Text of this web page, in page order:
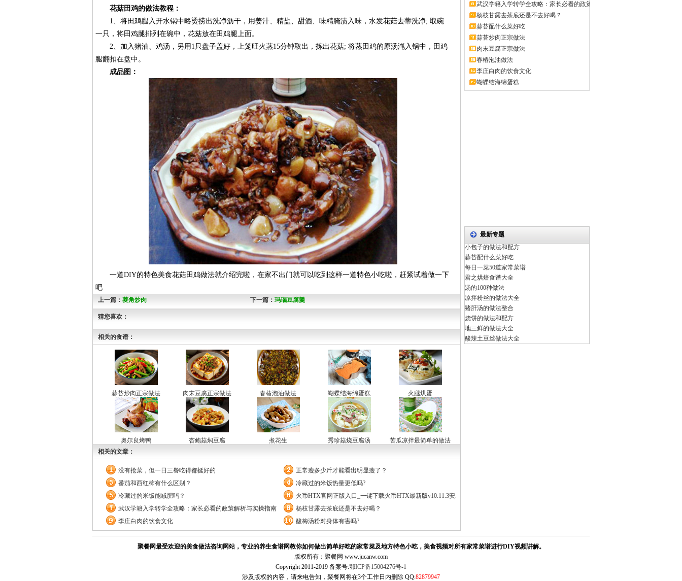
花菇田鸡的做法教程：
1、将田鸡腿入开水锅中略烫捞出洗净沥干，用姜汁、精盐、甜酒、味精腌渍入味，水发花菇去蒂洗净; 取碗
一只，将田鸡腿排列在碗中，花菇放在田鸡腿上面。
2、加入猪油、鸡汤，另用1只盘子盖好，上笼旺火蒸15分钟取出，拣出花菇; 将蒸田鸡的原汤滗入锅中，田鸡
腿翻扣在盘中。
成品图：
一道DIY的特色美食花菇田鸡做法就介绍完啦，在家不出门就可以吃到这样一道特色小吃啦，赶紧试着做一下
吧
上一篇： 菱角炒肉 下一篇： 玛瑙豆腐羹
猜您喜欢：
相关的食谱：
蒜苔炒肉正宗做法 肉末豆腐正宗做法 春椿泡油做法 蝴蝶结海绵蛋糕 火腿烘蛋
奥尔良烤鸭 杏鲍菇焖豆腐 煮花生 秀珍菇烧豆腐汤
苦瓜凉拌最简单的做法
相关的文章：
没有抢菜，但一日三餐吃得都挺好的
正常瘦多少斤才能看出明显瘦了？
番茄和西红柿有什么区别？
冷藏过的米饭热量更低吗?
冷藏过的米饭能减肥吗？
火币HTX官网正版入口_一键下载火币HTX最新版v10.11.3安卓iOS通用版
武汉学籍入学转学全攻略：家长必看的政策解析与实操指南
杨枝甘露去茶底还是不去好喝？
李庄白肉的饮食文化
酸梅汤粉对身体有害吗?
武汉学籍入学转学全攻略：家长必看的政策
解...
杨枝甘露去茶底还是不去好喝？
蒜苔配什么菜好吃
蒜苔炒肉正宗做法
肉末豆腐正宗做法
春椿泡油做法
李庄白肉的饮食文化
蝴蝶结海绵蛋糕
最新专题
小包子的做法和配方
蒜苔配什么菜好吃
每日一菜50道家常菜谱
君之烘焙食谱大全
汤的100种做法
凉拌粉丝的做法大全
猪肝汤的做法整合
烧饼的做法和配方
地三鲜的做法大全
酸辣土豆丝做法大全
聚餐网最受欢迎的美食做法咨询网站，专业的养生食谱网教你如何做出简单好吃的家常菜及地方特色小吃，美食视频对所有家常菜谱进行DIY视频讲解。
版权所有：聚餐网 www.jucanw.com
Copyright 2011-2019 备案号:鄂ICP备15004276号-1
涉及版权的内容，请来电告知，聚餐网将在3个工作日内删除 QQ:82879947